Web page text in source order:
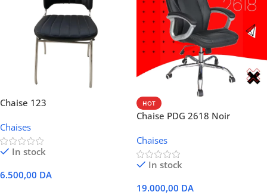
Chaise 123
Chaises
In stock
6.500,00 DA
HOT
Chaise PDG 2618 Noir
Chaises
In stock
19.000,00 DA